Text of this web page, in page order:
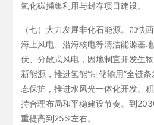
氧化碳捕集利用与封存项目建设。
（七）大力发展非化石能源。加快
海上风电、沿海核电等清洁能源基
伏、分散式风电，因地制宜开发生
新能源，推进氢能“制储输用”全链
态保护，推进水风光一体化开发。
持合理布局和平稳建设节奏。到
重提高到25%左右。